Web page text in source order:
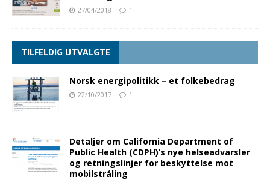
27/04/2018 1
TILFELDIG UTVALGTE
Norsk energipolitikk – et folkebedrag
22/10/2017 1
Detaljer om California Department of
Public Health (CDPH)’s nye helseadvarsler
og retningslinjer for beskyttelse mot
mobilstråling